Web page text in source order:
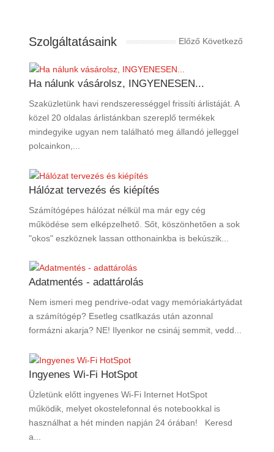
Szolgáltatásaink Előző Következő
Ha nálunk vásárolsz, INGYENESEN...
Szaküzletünk havi rendszerességgel frissíti árlistáját. A
közel 20 oldalas árlistánkban szereplő termékek
mindegyike ugyan nem található meg állandó jelleggel
polcainkon,...
Hálózat tervezés és kiépítés
Számítógépes hálózat nélkül ma már egy cég
működése sem elképzelhető. Sőt, köszönhetően a sok
"okos" eszköznek lassan otthonainkba is bekúszik...
Adatmentés - adattárolás
Nem ismeri meg pendrive-odat vagy memóriakártyádat
a számítógép? Esetleg csatlkazás után azonnal
formázni akarja? NE! Ilyenkor ne csináj semmit, vedd...
Ingyenes Wi-Fi HotSpot
Üzletünk előtt ingyenes Wi-Fi Internet HotSpot
működik, melyet okostelefonnal és notebookkal is
használhat a hét minden napján 24 órában! Keresd
a...